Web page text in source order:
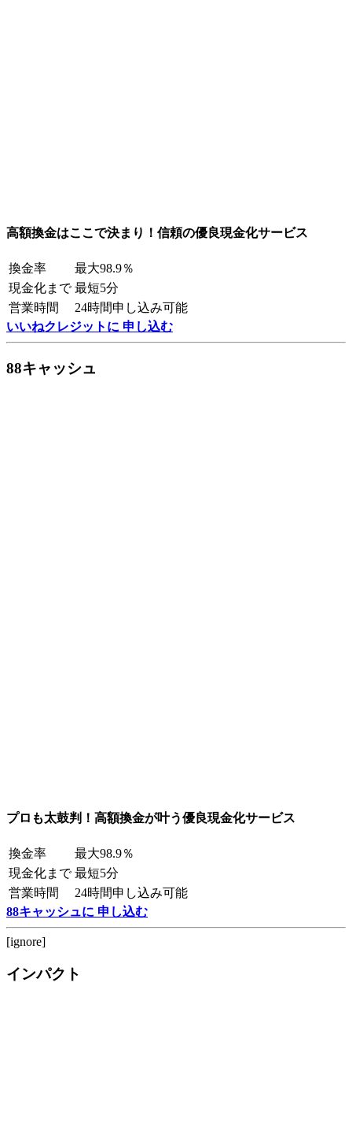
高額換金はここで決まり！信頼の優良現金化サービス
換金率
最大98.9％
現金化まで 最短5分
営業時間
24時間申し込み可能
いいねクレジットに 申し込む
88キャッシュ
プロも太鼓判！高額換金が叶う優良現金化サービス
換金率
最大98.9％
現金化まで 最短5分
営業時間
24時間申し込み可能
88キャッシュに 申し込む
[ignore]
インパクト